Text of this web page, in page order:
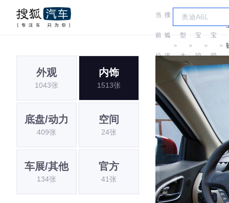
当
前
位
搜
狐
汽
＞
车
型
大
全
＞
宝
骏
＞
宝
骏
＞
外观
1043张
内饰
1513张
底盘/动力
409张
空间
24张
车展/其他
134张
官方
41张